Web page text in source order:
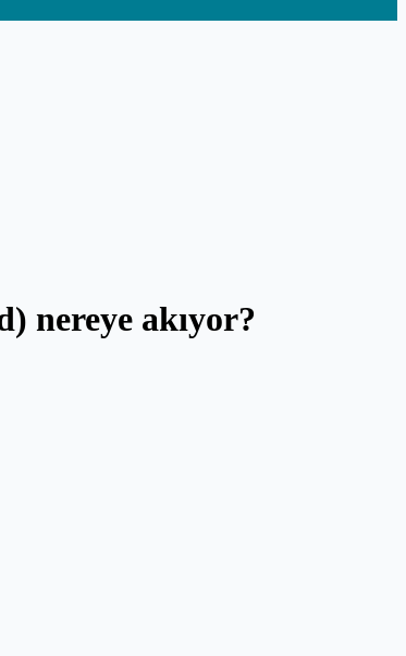
nereye akıyor?